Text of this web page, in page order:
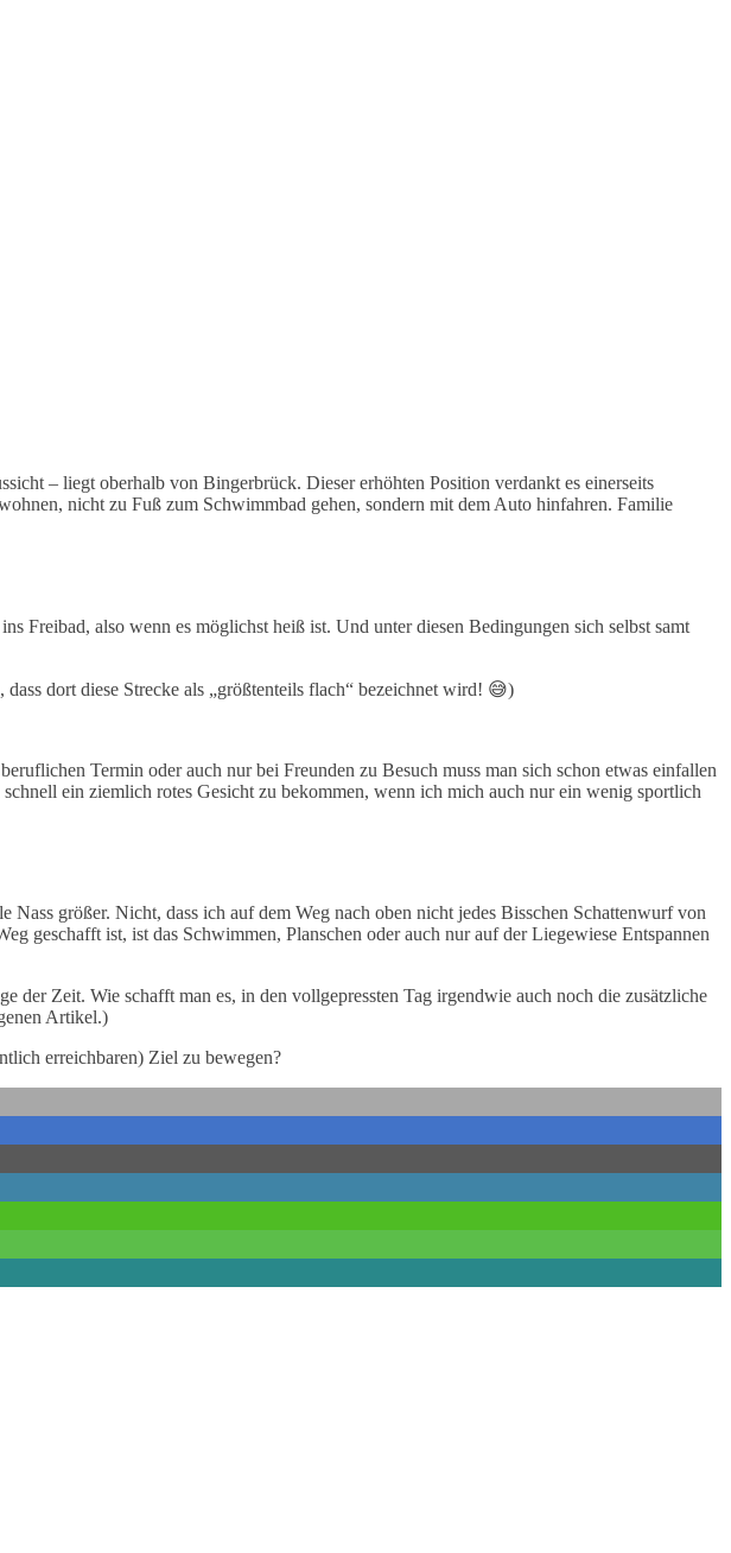
– liegt oberhalb von Bingerbrück. Dieser erhöhten Position verdankt es einerseits
nicht zu Fuß zum Schwimmbad gehen, sondern mit dem Auto hinfahren. Familie
Freibad, also wenn es möglichst heiß ist. Und unter diesen Bedingungen sich selbst samt
dort diese Strecke als „größtenteils flach“ bezeichnet wird! 😅)
Termin oder auch nur bei Freunden zu Besuch muss man sich schon etwas einfallen
ein ziemlich rotes Gesicht zu bekommen, wenn ich mich auch nur ein wenig sportlich
größer. Nicht, dass ich auf dem Weg nach oben nicht jedes Bisschen Schattenwurf von
geschafft ist, ist das Schwimmen, Planschen oder auch nur auf der Liegewiese Entspannen
der Zeit. Wie schafft man es, in den vollgepressten Tag irgendwie auch noch die zusätzliche
Artikel.)
erreichbaren) Ziel zu bewegen?